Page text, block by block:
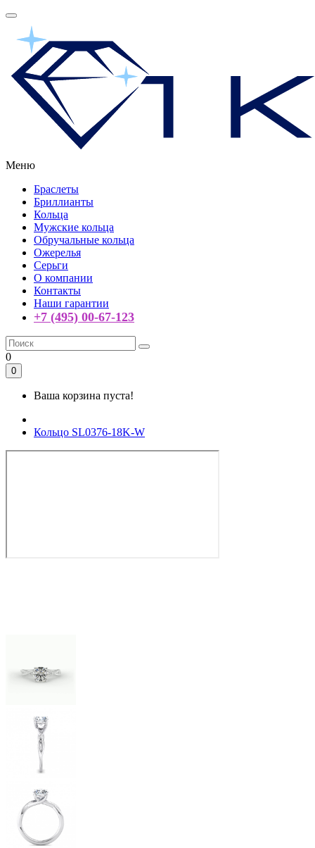
Меню
Браслеты
Бриллианты
Кольца
Мужские кольца
Обручальные кольца
Ожерелья
Серьги
О компании
Контакты
Наши гарантии
+7 (495) 00-67-123
0
0
Ваша корзина пуста!
Кольцо SL0376-18K-W